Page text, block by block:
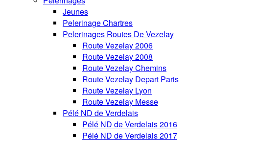
Jeunes
Pelerinage Chartres
Pelerinages Routes De Vezelay
Route Vezelay 2006
Route Vezelay 2008
Route Vezelay Chemins
Route Vezelay Depart Paris
Route Vezelay Lyon
Route Vezelay Messe
Pélé ND de Verdelais
Pélé ND de Verdelais 2016
Pélé ND de Verdelais 2017